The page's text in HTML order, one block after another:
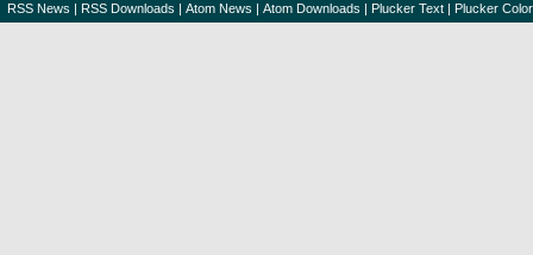
RSS News | RSS Downloads | Atom News | Atom Downloads | Plucker Text | Plucker Color